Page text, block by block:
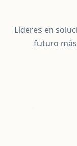
Líderes en
futuro